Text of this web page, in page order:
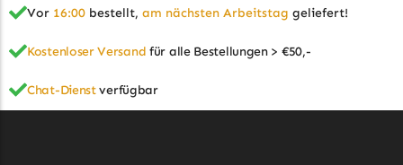
Vor 16:00 bestellt, am nächsten Arbeitstag geliefert!
Kostenloser Versand für alle Bestellungen > €50,-
Chat-Dienstverfügbar